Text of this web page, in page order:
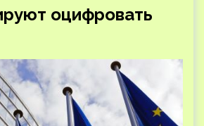
оцифровать